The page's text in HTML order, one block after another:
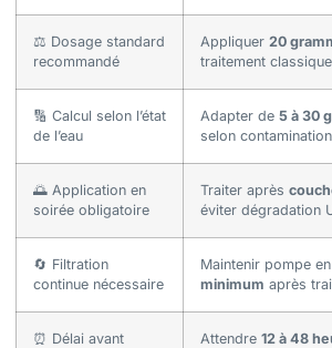
⚖️ Dosage standard
recommandé
Appliquer 20
traitement classique
🔢 Calcul selon l’état
de l’eau
Adapter de 5 à 30
selon contamination
🌅 Application en
soirée obligatoire
Traiter après
éviter dégradation
🔄 Filtration
continue nécessaire
Maintenir pompe
minimum après
⏰ Délai avant
Attendre 12 à 48